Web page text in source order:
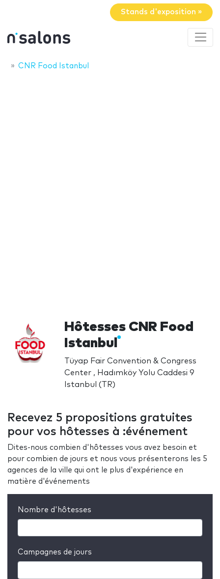
Stands d'exposition »
CNR Food Istanbul
Hôtesses CNR Food
Istanbul
Tüyap Fair Convention & Congress
Center , Hadımköy Yolu Caddesi 9
Istanbul (TR)
Recevez 5 propositions gratuites
pour vos hôtesses à :événement
Dites-nous combien d'hôtesses vous avez besoin et
pour combien de jours et nous vous présenterons les 5
agences de la ville qui ont le plus d'expérience en
matière d'événements
Nombre d'hôtesses
Campagnes de jours